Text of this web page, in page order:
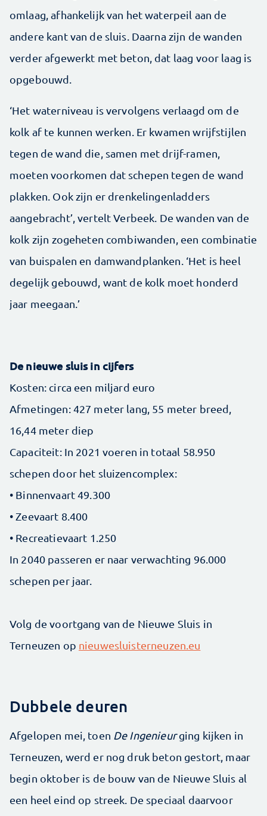
omlaag, afhankelijk van het waterpeil aan de
andere kant van de sluis. Daarna zijn de wanden
verder afgewerkt met beton, dat laag voor laag is
opgebouwd.
‘Het waterniveau is vervolgens verlaagd om de
kolk af te kunnen werken. Er kwamen wrijfstijlen
tegen de wand die, samen met drijf-ramen,
moeten voorkomen dat schepen tegen de wand
plakken. Ook zijn er drenkelingenladders
aangebracht’, vertelt Verbeek. De wanden van de
kolk zijn zogeheten combiwanden, een combinatie
van buispalen en damwandplanken. ‘Het is heel
degelijk gebouwd, want de kolk moet honderd
jaar meegaan.’
De nieuwe sluis in cijfers
Kosten: circa een miljard euro
Afmetingen: 427 meter lang, 55 meter breed,
16,44 meter diep
Capaciteit: In 2021 voeren in totaal 58.950
schepen door het sluizencomplex:
• Binnenvaart 49.300
• Zeevaart 8.400
• Recreatievaart 1.250
In 2040 passeren er naar verwachting 96.000
schepen per jaar.
Volg de voortgang van de Nieuwe Sluis in
Terneuzen op nieuwesluisterneuzen.eu
Dubbele deuren
Afgelopen mei, toen De Ingenieurging kijken in
Terneuzen, werd er nog druk beton gestort, maar
begin oktober is de bouw van de Nieuwe Sluis al
een heel eind op streek. De speciaal daarvoor